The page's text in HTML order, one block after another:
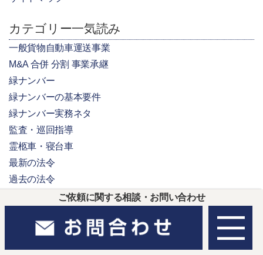
ご依頼に関する相談・お問い合わせ
カテゴリー一気読み
一般貨物自動車運送事業
M&A 合併 分割 事業承継
緑ナンバー
緑ナンバーの基本要件
緑ナンバー実務ネタ
監査・巡回指導
霊柩車・寝台車
最新の法令
過去の法令
貨物利用運送事業